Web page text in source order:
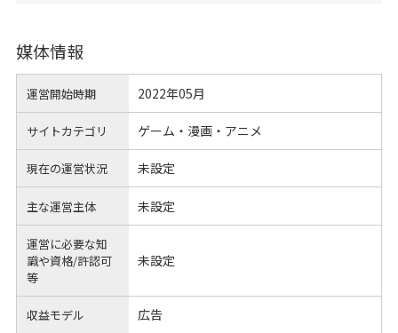
媒体情報
運営開始時期 2022年05月
サイトカテゴリ ゲーム・漫画・アニメ
現在の運営状況 未設定
主な運営主体 未設定
運営に必要な知
識や資格/許認可
等
未設定
収益モデル 広告